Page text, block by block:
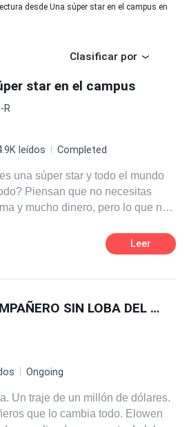
desde Una súper star en el campus en
Clasificar por
star en el campus
R
leídos Completed
una súper star y todo el mundo
y mucho dinero, pero lo que no
simples que solo estar rodeada de
ir "la universidad" aquí
y el amor verdadero, como
quieren verla destruida y fuera de
universidad puede saber su
Leer
EL COMPAÑERO SIN LOBA DEL ALFA DEL CAMPUS
Ongoing
Un traje de un millón de dólares.
que lo cambia todo. Elowen